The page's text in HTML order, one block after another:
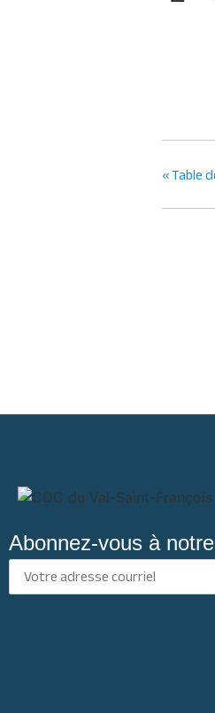
«Table
Abonnez-vous à